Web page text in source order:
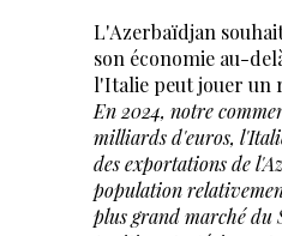
L'Azerbaïdjan
son économie au-
l'Italie peut jouer un
En 2024, notre
milliards d'euros,
des exportations de
population
plus grand marché du